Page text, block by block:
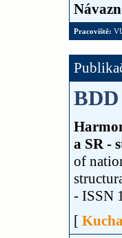
Pracoviště:
BDD
a SR -
of
- ISSN
[